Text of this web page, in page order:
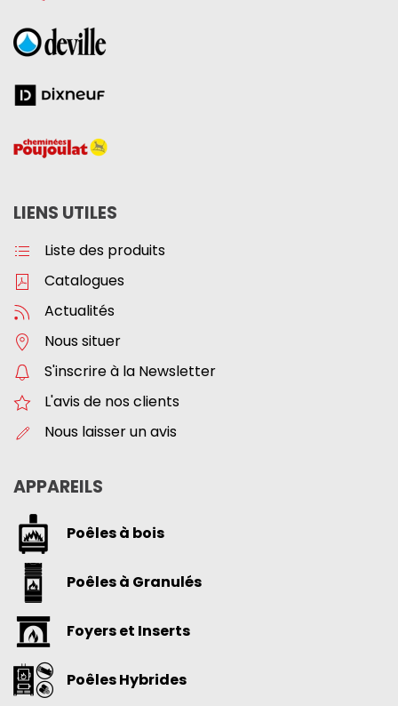
LIENS UTILES
Liste des produits
Catalogues
Actualités
Nous situer
S'inscrire à la Newsletter
L'avis de nos clients
Nous laisser un avis
APPAREILS
Poêles à bois
Poêles à Granulés
Foyers et Inserts
Poêles Hybrides